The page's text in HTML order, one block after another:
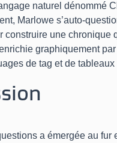
naturel dénommé
Marlowe s’auto-
construire une
graphiquement
de tag et de tableaux
a émergée au fur